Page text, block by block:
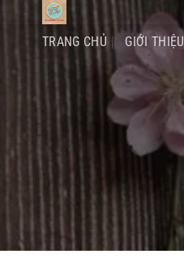
dung
TRANG CHỦ GIỚI THIỆU